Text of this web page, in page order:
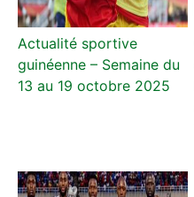
Actualité sportive
guinéenne – Semaine du
13 au 19 octobre 2025